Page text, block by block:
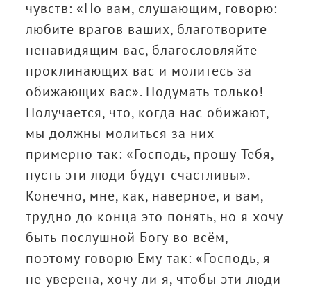
чувств: «Но вам, слушающим, говорю:
любите врагов ваших, благотворите
ненавидящим вас, благословляйте
проклинающих вас и молитесь за
обижающих вас». Подумать только!
Получается, что, когда нас обижают,
мы должны молиться за них
примерно так: «Господь, прошу Тебя,
пусть эти люди будут счастливы».
Конечно, мне, как, наверное, и вам,
трудно до конца это понять, но я хочу
быть послушной Богу во всём,
поэтому говорю Ему так: «Господь, я
не уверена, хочу ли я, чтобы эти люди